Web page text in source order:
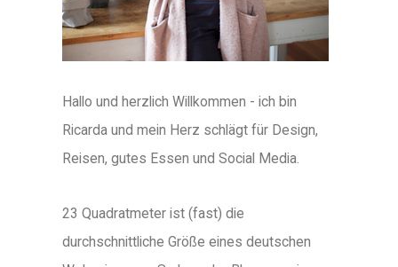
Hallo und herzlich Willkommen - ich bin
Ricarda und mein Herz schlägt für Design,
Reisen, gutes Essen und Social Media.
23 Quadratmeter ist (fast) die
durchschnittliche Größe eines deutschen